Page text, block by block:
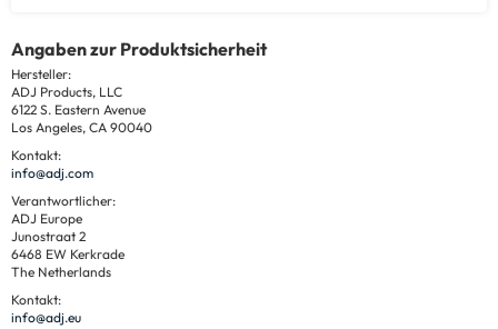
Angaben zur Produktsicherheit
Hersteller:
ADJ Products, LLC
6122 S. Eastern Avenue
Los Angeles, CA 90040
Kontakt:
info@adj.com
Verantwortlicher:
ADJ Europe
Junostraat 2
6468 EW Kerkrade
The Netherlands
Kontakt:
info@adj.eu